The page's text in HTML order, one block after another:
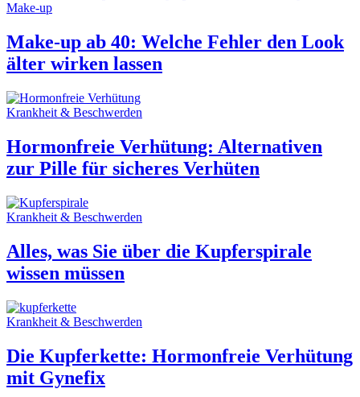
Make-up
Make-up ab 40: Welche Fehler den Look
älter wirken lassen
Krankheit & Beschwerden
Hormonfreie Verhütung: Alternativen
zur Pille für sicheres Verhüten
Krankheit & Beschwerden
Alles, was Sie über die Kupferspirale
wissen müssen
Krankheit & Beschwerden
Die Kupferkette: Hormonfreie Verhütung
mit Gynefix